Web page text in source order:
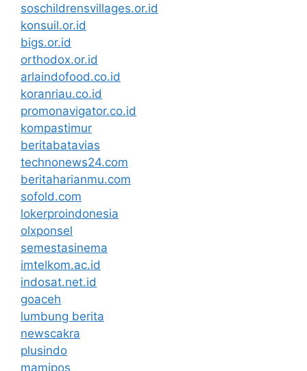
soschildrensvillages.or.id
konsuil.or.id
bigs.or.id
orthodox.or.id
arlaindofood.co.id
koranriau.co.id
promonavigator.co.id
kompastimur
beritabatavias
technonews24.com
beritaharianmu.com
sofold.com
lokerproindonesia
olxponsel
semestasinema
imtelkom.ac.id
indosat.net.id
goaceh
lumbung berita
newscakra
plusindo
mamipos